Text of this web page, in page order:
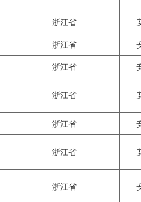
浙江省
浙江省
浙江省
浙江省
浙江省
浙江省
浙江省